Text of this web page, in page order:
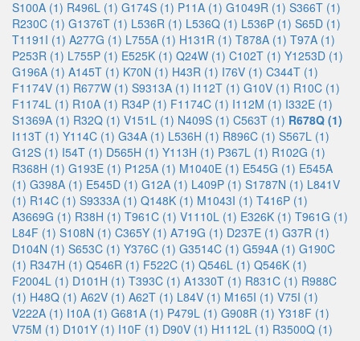
S100A (1) R496L (1) G174S (1) P11A (1) G1049R (1) S366T (1)
R230C (1) G1376T (1) L536R (1) L536Q (1) L536P (1) S65D (1)
T1191I (1) A277G (1) L755A (1) H131R (1) T878A (1) T97A (1)
P253R (1) L755P (1) E525K (1) Q24W (1) C102T (1) Y1253D (1)
G196A (1) A145T (1) K70N (1) H43R (1) I76V (1) C344T (1)
F1174V (1) R677W (1) S9313A (1) I112T (1) G10V (1) R10C (1)
F1174L (1) R10A (1) R34P (1) F1174C (1) I112M (1) I332E (1)
S1369A (1) R32Q (1) V151L (1) N409S (1) C563T (1) R678Q (1)
I113T (1) Y114C (1) G34A (1) L536H (1) R896C (1) S567L (1)
G12S (1) I54T (1) D565H (1) Y113H (1) P367L (1) R102G (1)
R368H (1) G193E (1) P125A (1) M1040E (1) E545G (1) E545A
(1) G398A (1) E545D (1) G12A (1) L409P (1) S1787N (1) L841V
(1) R14C (1) S9333A (1) Q148K (1) M1043I (1) T416P (1)
A3669G (1) R38H (1) T961C (1) V1110L (1) E326K (1) T961G (1)
L84F (1) S108N (1) C365Y (1) A719G (1) D237E (1) G37R (1)
D104N (1) S653C (1) Y376C (1) G3514C (1) G594A (1) G190C
(1) R347H (1) Q546R (1) F522C (1) Q546L (1) Q546K (1)
F2004L (1) D101H (1) T393C (1) A1330T (1) R831C (1) R988C
(1) H48Q (1) A62V (1) A62T (1) L84V (1) M165I (1) V75I (1)
V222A (1) I10A (1) G681A (1) P479L (1) G908R (1) Y318F (1)
V75M (1) D101Y (1) I10F (1) D90V (1) H1112L (1) R3500Q (1)